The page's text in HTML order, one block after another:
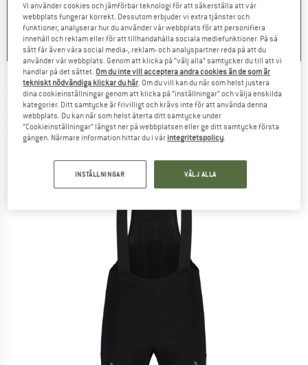
) 0,0(0) 0,0(0)
MALOJA -PaulM. Gravel Pants 1/2 -
Cykelbyxa
(0)
Vi använder cookies och jämförbar teknologi för att säkerställa att vår
webbplats fungerar korrekt. Dessutom erbjuder vi extra tjänster och
funktioner, analyserar hur du använder vår webbplats för att personifiera
innehåll och reklam eller för att tillhandahålla sociala mediefunktioner. På så
sätt får även våra social media-, reklam- och analyspartner reda på att du
använder vår webbplats. Genom att klicka på ”välj alla” samtycker du till att vi
handlar på det sättet. Om du inte vill acceptera andra cookies än de som är
tekniskt nödvändiga klickar du här. Om du vill kan du när som helst justera
dina cookieinställningar genom att klicka på ”inställningar” och välja enskilda
kategorier. Ditt samtycke är frivilligt och krävs inte för att använda denna
webbplats. Du kan när som helst återta ditt samtycke under
”Cookieinställningar” längst ner på webbplatsen eller ge ditt samtycke första
gången. Närmare information hittar du i vår integritetspolicy.
INSTÄLLNINGAR VÄLJ ALLA